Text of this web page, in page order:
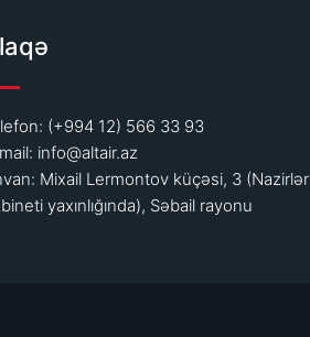
(+994 12) 566 33 93
info@altair.az
Mixail Lermontov küçəsi, 3 (Nazirlər
yaxınlığında), Səbail rayonu